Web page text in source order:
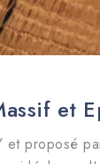
et
et proposé